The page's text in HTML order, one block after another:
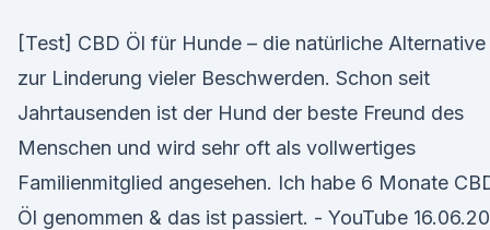
[Test] CBD Öl für Hunde – die natürliche Alternative
zur Linderung vieler Beschwerden. Schon seit
Jahrtausenden ist der Hund der beste Freund des
Menschen und wird sehr oft als vollwertiges
Familienmitglied angesehen. Ich habe 6 Monate
Öl genommen & das ist passiert. - YouTube